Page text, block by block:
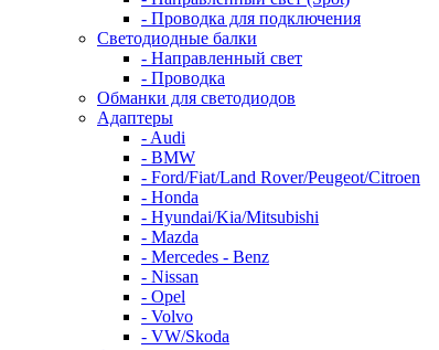
- Проводка для подключения
Светодиодные балки
- Направленный свет
- Проводка
Обманки для светодиодов
Адаптеры
- Audi
- BMW
- Ford/Fiat/Land Rover/Peugeot/Citroen
- Honda
- Hyundai/Kia/Mitsubishi
- Mazda
- Mercedes - Benz
- Nissan
- Opel
- Volvo
- VW/Skoda